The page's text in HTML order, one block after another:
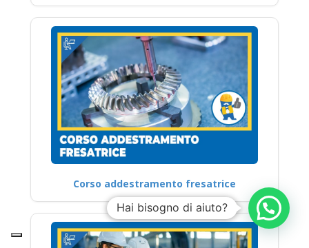
Corso addestramento fresatrice
Hai bisogno di aiuto?